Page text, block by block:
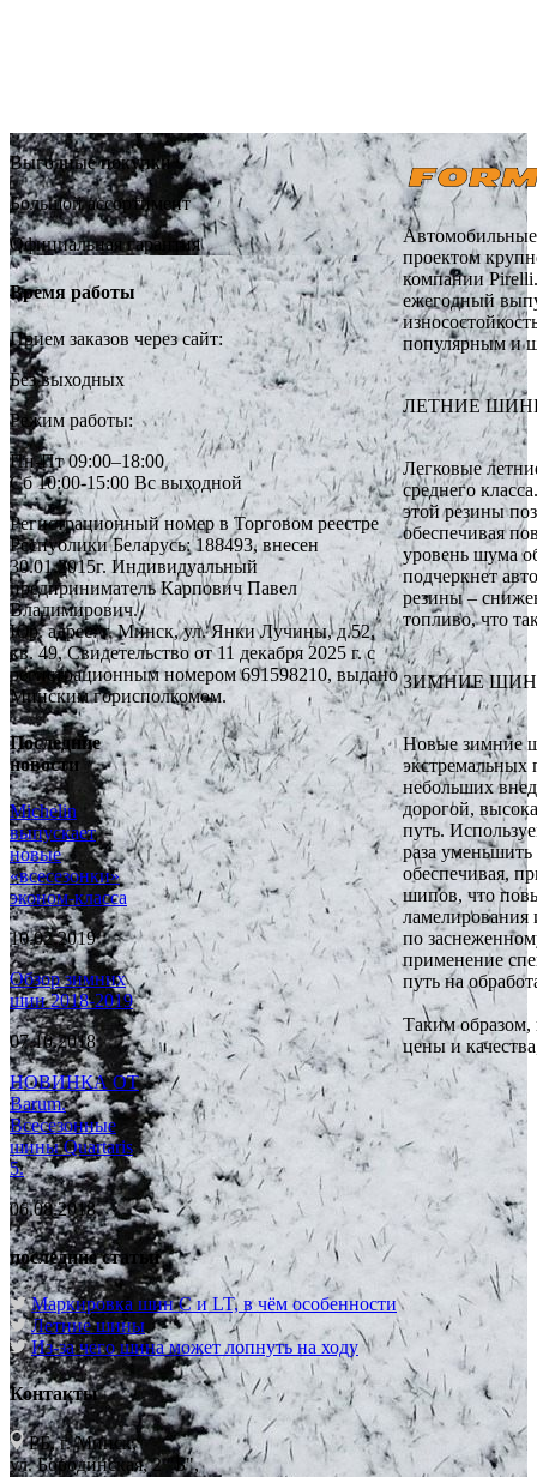
проектом
компании
ежегодный
популярным и
ЛЕТНИЕ
Легковые
среднего
этой резины
обеспечивая
уровень шума
подчеркнет
резины –
топливо, что
ЗИМНИЕ
Новые зимние
экстремальных
небольших
дорогой,
путь.
раза
обеспечивая,
шипов, что
ламелирования
по
применение
путь на
Таким
цены и
Выгодные покупки
Большой ассортимент
Официальная гарантия
Время работы
Прием заказов через сайт:
Без выходных
Режим работы:
Пн-Пт 09:00–18:00
Сб 10:00-15:00 Вс выходной
Регистрационный номер в Торговом реестре
Республики Беларусь: 188493, внесен
30.01.2015г. Индивидуальный
предприниматель Карпович Павел
Владимирович.
Юр. адрес: г. Минск, ул. Янки Лучины, д.52,
кв. 49, Свидетельство от 11 декабря 2025 г. с
регистрационным номером 691598210, выдано
Минским горисполкомом.
Последние
новости
Michelin
выпускает
новые
«всесезонки»
эконом-класса
10.02.2019
Обзор зимних
шин 2018-2019
07.10.2018
НОВИНКА ОТ
Barum.
Всесезонные
шины Quartaris
5.
06.08.2018
последние статьи
Маркировка шин C и LT, в чём особенности
Летние шины
Из-за чего шина может лопнуть на ходу
Контакты
РБ, г. Минск,
ул. Бородинская, 2 "Б",